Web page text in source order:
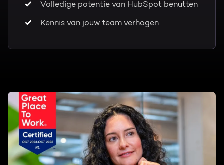
Volledige potentie van HubSpot benutten
Kennis van jouw team verhogen